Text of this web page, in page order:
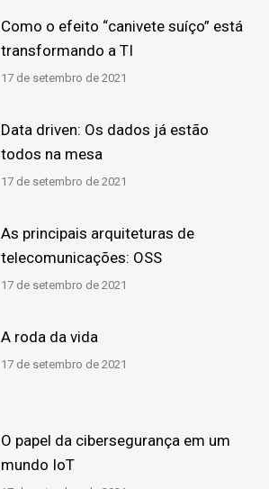
Como o efeito “canivete suíço” está
transformando a TI
17 de setembro de 2021
Data driven: Os dados já estão
todos na mesa
17 de setembro de 2021
As principais arquiteturas de
telecomunicações: OSS
17 de setembro de 2021
A roda da vida
17 de setembro de 2021
O papel da cibersegurança em um
mundo IoT